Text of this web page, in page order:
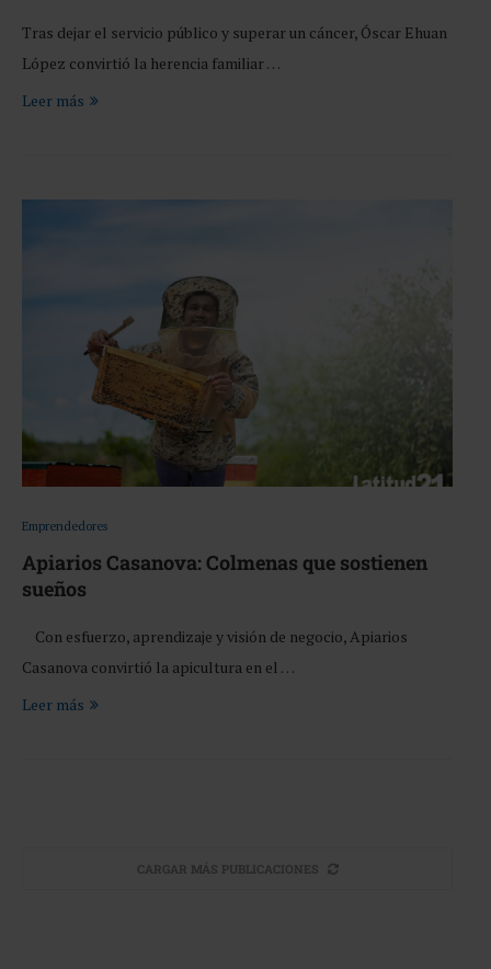
Tras dejar el servicio público y superar un cáncer, Óscar Ehuan
López convirtió la herencia familiar …
Leer más
Emprendedores
Apiarios Casanova: Colmenas que sostienen
sueños
Con esfuerzo, aprendizaje y visión de negocio, Apiarios
Casanova convirtió la apicultura en el …
Leer más
CARGAR MÁS PUBLICACIONES